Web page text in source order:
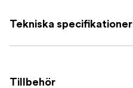
Tekniska specifikationer
Tillbehör